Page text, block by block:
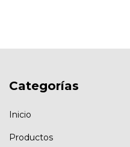
Categorías
Inicio
Productos